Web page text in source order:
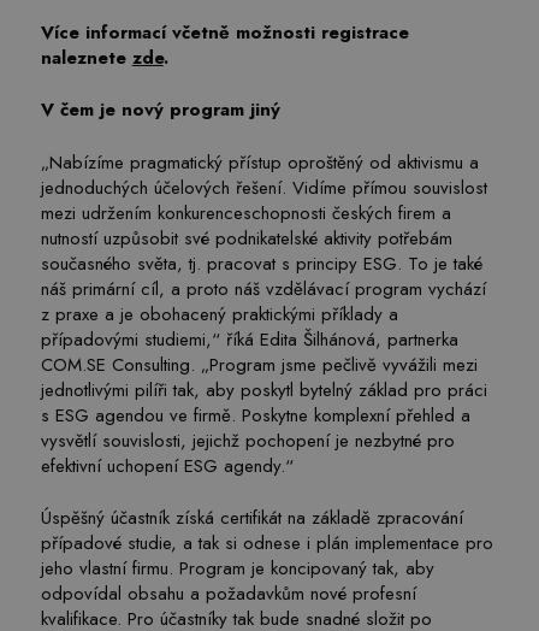
Více informací včetně možnosti registrace
naleznete zde.
V čem je nový program jiný
„Nabízíme pragmatický přístup oproštěný od aktivismu a
jednoduchých účelových řešení. Vidíme přímou souvislost
mezi udržením konkurenceschopnosti českých firem a
nutností uzpůsobit své podnikatelské aktivity potřebám
současného světa, tj. pracovat s principy ESG. To je také
náš primární cíl, a proto náš vzdělávací program vychází
z praxe a je obohacený praktickými příklady a
případovými studiemi,“ říká Edita Šilhánová, partnerka
COM.SE Consulting. „Program jsme pečlivě vyvážili mezi
jednotlivými pilíři tak, aby poskytl bytelný základ pro práci
s ESG agendou ve firmě. Poskytne komplexní přehled a
vysvětlí souvislosti, jejichž pochopení je nezbytné pro
efektivní uchopení ESG agendy.“
Úspěšný účastník získá certifikát na základě zpracování
případové studie, a tak si odnese i plán implementace pro
jeho vlastní firmu. Program je koncipovaný tak, aby
odpovídal obsahu a požadavkům nové profesní
kvalifikace. Pro účastníky tak bude snadné složit po